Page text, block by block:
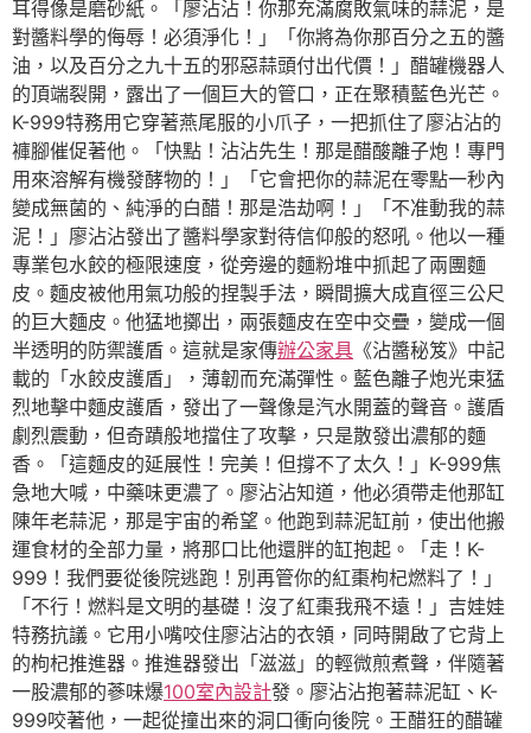
耳得像是磨砂紙。「廖沾沾！你那充滿腐敗氣味的蒜泥，是
對醬料學的侮辱！必須淨化！」「你將為你那百分之五的醬
油，以及百分之九十五的邪惡蒜頭付出代價！」醋罐機器人
的頂端裂開，露出了一個巨大的管口，正在聚積藍色光芒。
K-999特務用它穿著燕尾服的小爪子，一把抓住了廖沾沾的
褲腳催促著他。「快點！沾沾先生！那是醋酸離子炮！專門
用來溶解有機發酵物的！」「它會把你的蒜泥在零點一秒內
變成無菌的、純淨的白醋！那是浩劫啊！」「不准動我的蒜
泥！」廖沾沾發出了醬料學家對待信仰般的怒吼。他以一種
專業包水餃的極限速度，從旁邊的麵粉堆中抓起了兩團麵
皮。麵皮被他用氣功般的捏製手法，瞬間擴大成直徑三公尺
的巨大麵皮。他猛地擲出，兩張麵皮在空中交疊，變成一個
半透明的防禦護盾。這就是家傳辦公家具 《沾醬秘笈》中記
載的「水餃皮護盾」，薄韌而充滿彈性。藍色離子炮光束猛
烈地擊中麵皮護盾，發出了一聲像是汽水開蓋的聲音。護盾
劇烈震動，但奇蹟般地擋住了攻擊，只是散發出濃郁的麵
香。「這麵皮的延展性！完美！但撐不了太久！」K-999焦
急地大喊，中藥味更濃了。廖沾沾知道，他必須帶走他那缸
陳年老蒜泥，那是宇宙的希望。他跑到蒜泥缸前，使出他搬
運食材的全部力量，將那口比他還胖的缸抱起。「走！K-
999！我們要從後院逃跑！別再管你的紅棗枸杞燃料了！」
「不行！燃料是文明的基礎！沒了紅棗我飛不遠！」吉娃娃
特務抗議。它用小嘴咬住廖沾沾的衣領，同時開啟了它背上
的枸杞推進器。推進器發出「滋滋」的輕微煎煮聲，伴隨著
一股濃郁的蔘味爆100室內設計發。廖沾沾抱著蒜泥缸、K-
999咬著他，一起從撞出來的洞口衝向後院。王醋狂的醋罐